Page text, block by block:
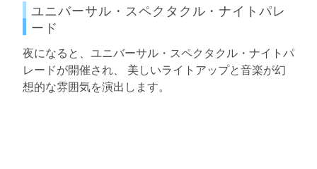
ユニバーサル・スペクタクル・ナイトパレ
ード
夜になると、ユニバーサル・スペクタクル・ナイトパ
レードが開催され、 美しいライトアップと音楽が幻
想的な雰囲気を演出します。